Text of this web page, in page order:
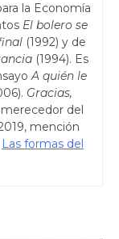
la Economía
El bolero se
(1992) y de
(1994). Es
A quién le
Gracias,
del
mención
Las formas del